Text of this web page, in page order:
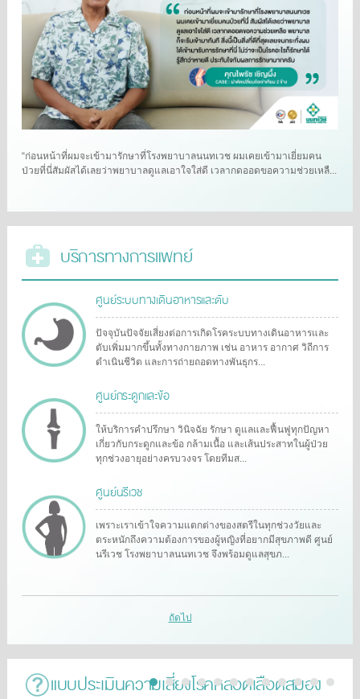
“ก่อนหน้าที่ผมจะเข้ามารักษาที่โรงพยาบาลนนทเวช ผมเคยเข้ามาเยี่ยมคน
ป่วยที่นี่สัมผัสได้เลยว่าพยาบาลดูแลเอาใจใส่ดี เวลากดออดขอความช่วยเหลื...
บริการทางการแพทย์
ศูนย์ระบบทางเดินอาหารและตับ
ปัจจุบันปัจจัยเสี่ยงต่อการเกิดโรคระบบทางเดินอาหารและ
ตับเพิ่มมากขึ้นทั้งทางกายภาพ เช่น อาหาร อากาศ วิถีการ
ดำเนินชีวิต และการถ่ายถอดทางพันธุกร...
ศูนย์กระดูกและข้อ
ให้บริการคำปรึกษา วินิจฉัย รักษา ดูแลและฟื้นฟูทุกปัญหา
เกี่ยวกับกระดูกและข้อ กล้ามเนื้อ และเส้นประสาทในผู้ป่วย
ทุกช่วงอายุอย่างครบวงจร โดยทีมส...
ศูนย์นรีเวช
เพราะเราเข้าใจความแตกต่างของสตรีในทุกช่วงวัยและ
ตระหนักถึงความต้องการของผู้หญิงที่อยากมีสุขภาพดี ศูนย์
นรีเวช โรงพยาบาลนนทเวช จึงพร้อมดูแลสุขภ...
ถัดไป
แบบประเมินความเสี่ยงโรคหลอดเลือดสมอง